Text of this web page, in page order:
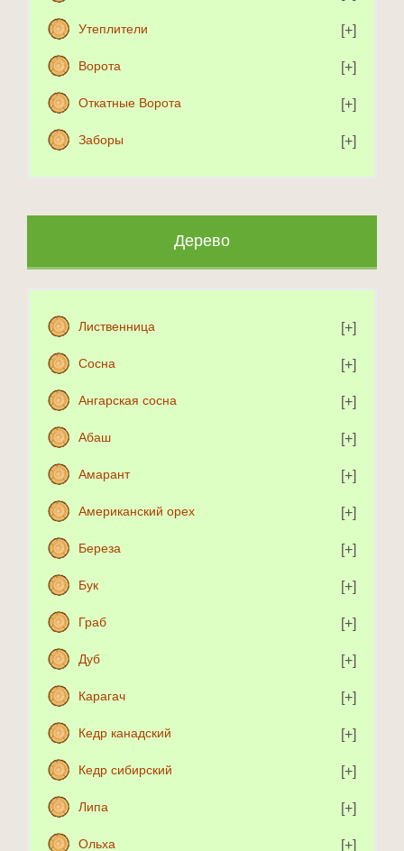
Утеплители
Ворота
Откатные Ворота
Заборы
Дерево
Лиственница
Сосна
Ангарская сосна
Абаш
Амарант
Американский орех
Береза
Бук
Граб
Дуб
Карагач
Кедр канадский
Кедр сибирский
Липа
Ольха